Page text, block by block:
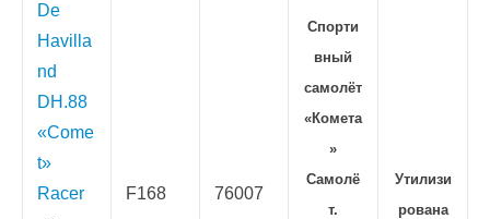
De
Havilla
nd
DH.88
«Come
t»
Racer
F168 76007
Спорти
вный
самолёт
«Комета
»
Самолё
т.
Утилизи
рована